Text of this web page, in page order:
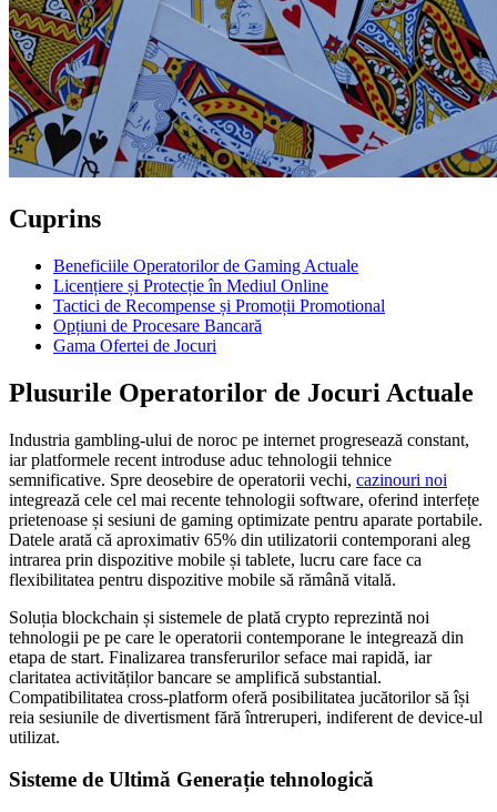
Cuprins
Beneficiile Operatorilor de Gaming Actuale
Licențiere și Protecție în Mediul Online
Tactici de Recompense și Promoții Promotional
Opțiuni de Procesare Bancară
Gama Ofertei de Jocuri
Plusurile Operatorilor de Jocuri Actuale
Industria gambling-ului de noroc pe internet progresează constant,
iar platformele recent introduse aduc tehnologii tehnice
semnificative. Spre deosebire de operatorii vechi, cazinouri noi
integrează cele cel mai recente tehnologii software, oferind interfețe
prietenoase și sesiuni de gaming optimizate pentru aparate portabile.
Datele arată că aproximativ 65% din utilizatorii contemporani aleg
intrarea prin dispozitive mobile și tablete, lucru care face ca
flexibilitatea pentru dispozitive mobile să rămână vitală.
Soluția blockchain și sistemele de plată crypto reprezintă noi
tehnologii pe pe care le operatorii contemporane le integrează din
etapa de start. Finalizarea transferurilor seface mai rapidă, iar
claritatea activităților bancare se amplifică substantial.
Compatibilitatea cross-platform oferă posibilitatea jucătorilor să își
reia sesiunile de divertisment fără întreruperi, indiferent de device-ul
utilizat.
Sisteme de Ultimă Generație tehnologică